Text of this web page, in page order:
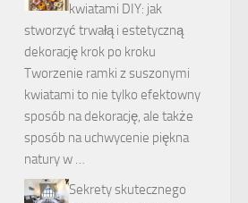
kwiatami DIY: jak
stworzyć trwałą i estetyczną
dekorację krok po kroku
Tworzenie ramki z suszonymi
kwiatami to nie tylko efektowny
sposób na dekorację, ale także
sposób na uchwycenie piękna
natury w …
Sekrety skutecznego